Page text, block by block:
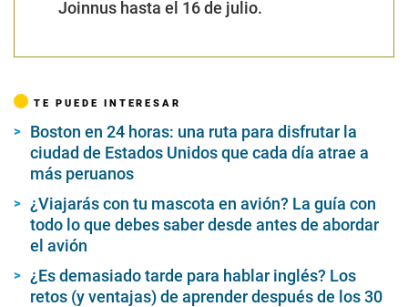
Joinnus hasta el 16 de julio.
TE PUEDE INTERESAR
Boston en 24 horas: una ruta para disfrutar la
ciudad de Estados Unidos que cada día atrae a
más peruanos
¿Viajarás con tu mascota en avión? La guía con
todo lo que debes saber desde antes de abordar
el avión
¿Es demasiado tarde para hablar inglés? Los
retos (y ventajas) de aprender después de los 30